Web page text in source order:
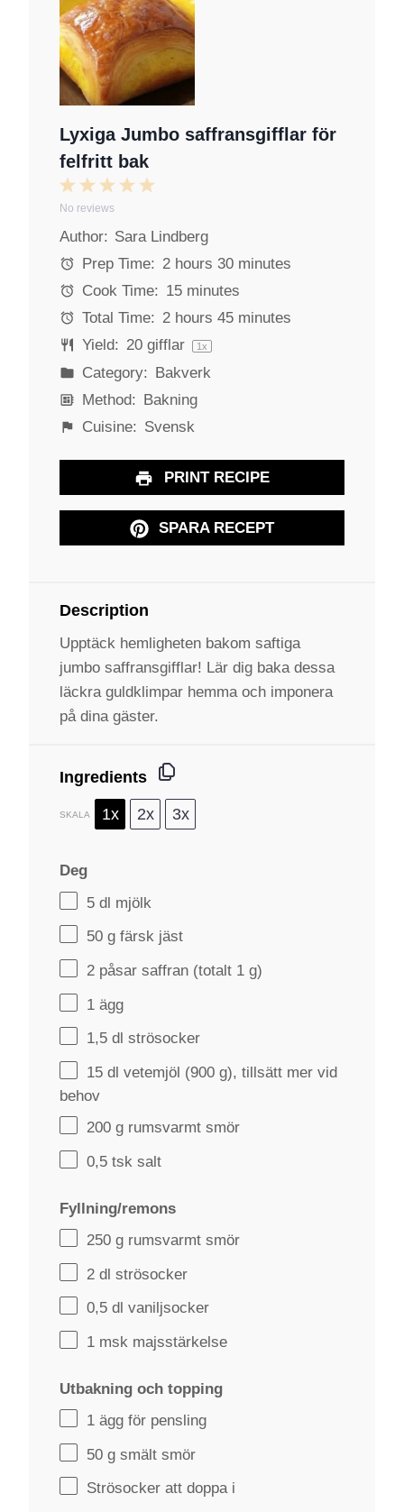
Lyxiga Jumbo saffransgifflar för
felfritt bak
5
t
r
4
t
a
r
s
3
t
a
r
s
2
S
t
a
r
s
1
S
t
a
No reviews
Author: Sara Lindberg
Prep Time: 2 hours 30 minutes
Cook Time: 15 minutes
Total Time: 2 hours 45 minutes
Yield: 20gifflar 1x
Category: Bakverk
Method: Bakning
Cuisine: Svensk
PRINT RECIPE
SPARA RECEPT
Description
Upptäck hemligheten bakom saftiga
jumbo saffransgifflar! Lär dig baka dessa
läckra guldklimpar hemma och imponera
på dina gäster.
Ingredients
SKALA 1x 2x 3x
Deg
5 dl mjölk
50 g färsk jäst
2 påsar saffran (totalt 1 g)
1 ägg
1,5 dl strösocker
15 dl vetemjöl (900 g), tillsätt mer vid
behov
200 g rumsvarmt smör
0,5 tsk salt
Fyllning/remons
250 g rumsvarmt smör
2 dl strösocker
0,5 dl vaniljsocker
1 msk majsstärkelse
Utbakning och topping
1 ägg för pensling
50 g smält smör
Strösocker att doppa i